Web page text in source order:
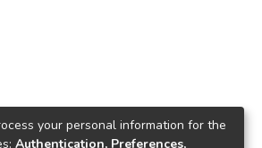
your personal information for the
Authentication, Preferences,